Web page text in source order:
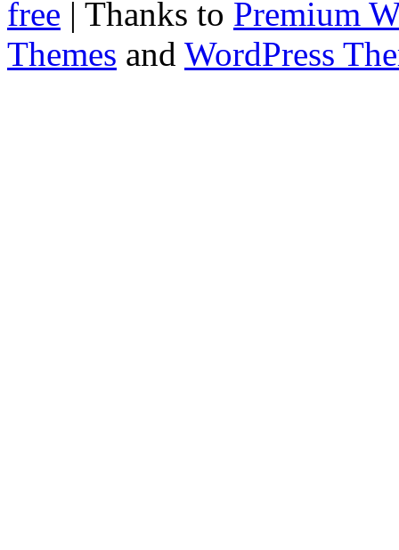
free | Thanks to Premium
Themes and WordPress